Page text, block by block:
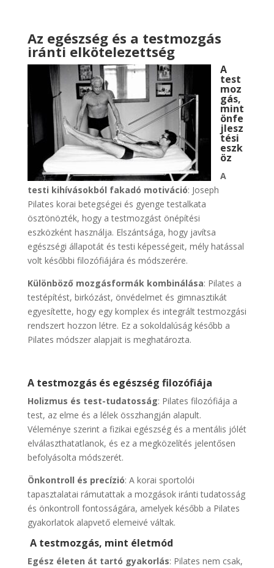
Az egészség és a testmozgás
iránti elkötelezettség
A
test
moz
gás,
mint
önfe
jlesz
tési
eszk
öz
A
testi kihívásokból fakadó motiváció: Joseph
Pilates korai betegségei és gyenge testalkata
ösztönözték, hogy a testmozgást önépítési
eszközként használja. Elszántsága, hogy javítsa
egészségi állapotát és testi képességeit, mély hatással
volt későbbi filozófiájára és módszerére.
Különböző mozgásformák kombinálása: Pilates a
testépítést, birkózást, önvédelmet és gimnasztikát
egyesítette, hogy egy komplex és integrált testmozgási
rendszert hozzon létre. Ez a sokoldalúság később a
Pilates módszer alapjait is meghatározta.
A testmozgás és egészség filozófiája
Holizmus és test-tudatosság: Pilates filozófiája a
test, az elme és a lélek összhangján alapult.
Véleménye szerint a fizikai egészség és a mentális jólét
elválaszthatatlanok, és ez a megközelítés jelentősen
befolyásolta módszerét.
Önkontroll és precízió: A korai sportolói
tapasztalatai rámutattak a mozgások iránti tudatosság
és önkontroll fontosságára, amelyek később a Pilates
gyakorlatok alapvető elemeivé váltak.
A testmozgás, mint életmód
Egész életen át tartó gyakorlás: Pilates nem csak,